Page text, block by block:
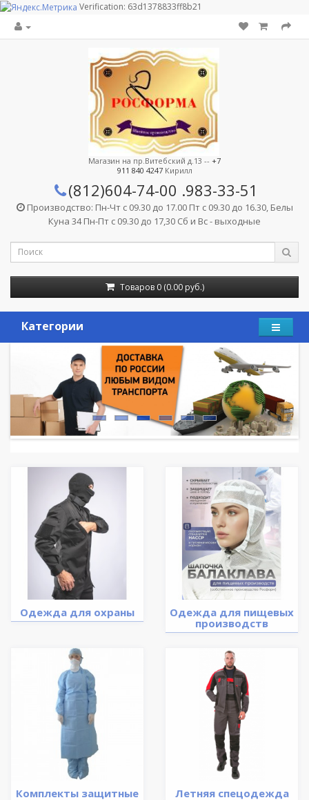
Verification: 63d1378833ff8b21
Магазин на пр.Витебский д.13 -- +7
911 840 4247Кирилл
(812)604-74-00 .983-33-51
Производство: Пн-Чт с 09.30 до 17.00 Пт с 09.30 до 16.30, Белы
Куна 34 Пн-Пт с 09.30 до 17,30 Сб и Вс - выходные
Товаров 0 (0.00 руб.)
Категории
Одежда для охраны
Одежда для пищевых
производств
Комплекты защитные
Летняя спецодежда